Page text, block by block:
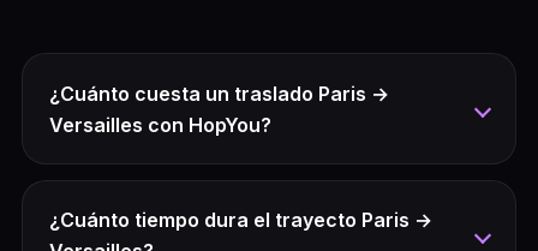
¿Cuánto cuesta un traslado Paris →
Versailles con HopYou?
¿Cuánto tiempo dura el trayecto Paris →